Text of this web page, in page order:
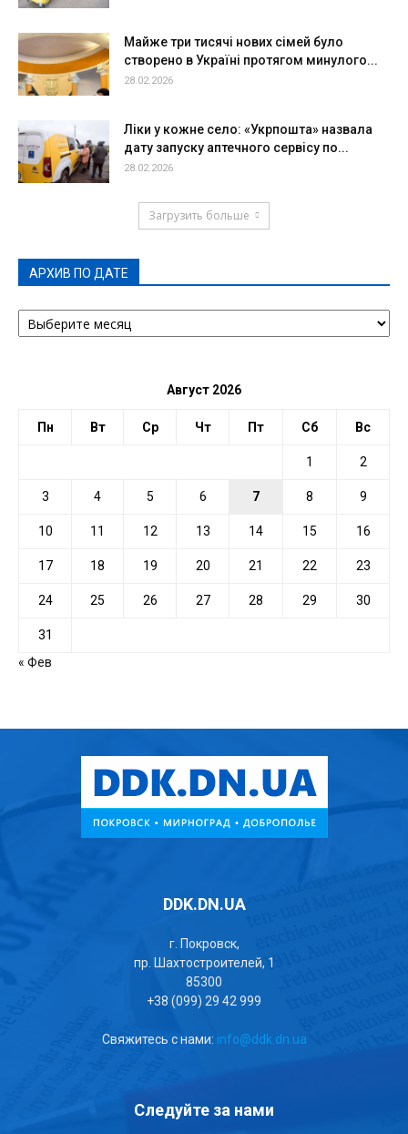
Майже три тисячі нових сімей було
створено в Україні протягом минулого...
28.02.2026
Ліки у кожне село: «Укрпошта» назвала
дату запуску аптечного сервісу по...
28.02.2026
Загрузить больше
АРХИВ ПО ДАТЕ
АРХИВ
ПО
Август 2026
Пн Вт Ср Чт Пт Сб Вс
1 2
3 4 5 6 7 8 9
10 11 12 13 14 15 16
17 18 19 20 21 22 23
24 25 26 27 28 29 30
31
« Фев
DDK.DN.UA
г. Покровск,
пр. Шахтостроителей, 1
85300
+38 (099) 29 42 999
Свяжитесь с нами: info@ddk.dn.ua
Следуйте за нами